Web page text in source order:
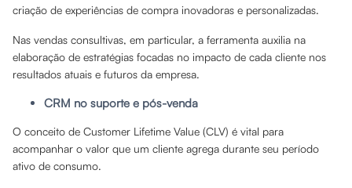
criação de experiências de compra inovadoras e personalizadas.
Nas vendas consultivas, em particular, a ferramenta auxilia na
elaboração de estratégias focadas no impacto de cada cliente nos
resultados atuais e futuros da empresa.
CRM no suporte e pós-venda
O conceito de Customer Lifetime Value (CLV) é vital para
acompanhar o valor que um cliente agrega durante seu período
ativo de consumo.